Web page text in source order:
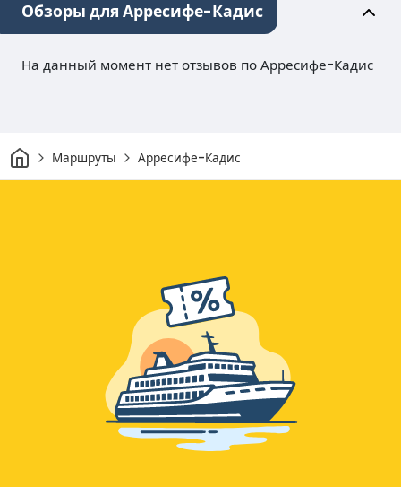
Обзоры для Арресифе-Кадис
На данный момент нет отзывов по Арресифе-Кадис
ДомМаршруты Арресифе-Кадис